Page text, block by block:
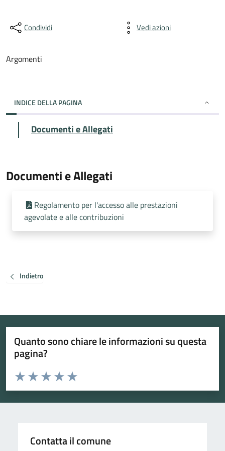
Condividi Vedi azioni
Argomenti
INDICE DELLA PAGINA
Documenti e Allegati
Documenti e Allegati
Regolamento per l'accesso alle prestazioni
agevolate e alle contribuzioni
Indietro
Quanto sono chiare le informazioni su questa
pagina?
Valuta da 1 a 5 stelle la pagina
Valuta 5 stelle su 5
Valuta 4 stelle su 5
Valuta 3 stelle su 5
Valuta 2 stelle su 5
Valuta 1 stelle su 5
Contatta il comune